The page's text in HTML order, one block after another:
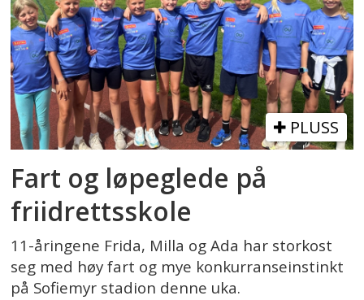
PLUSS
Fart og løpeglede på
friidrettsskole
11-åringene Frida, Milla og Ada har storkost
seg med høy fart og mye konkurranseinstinkt
på Sofiemyr stadion denne uka.